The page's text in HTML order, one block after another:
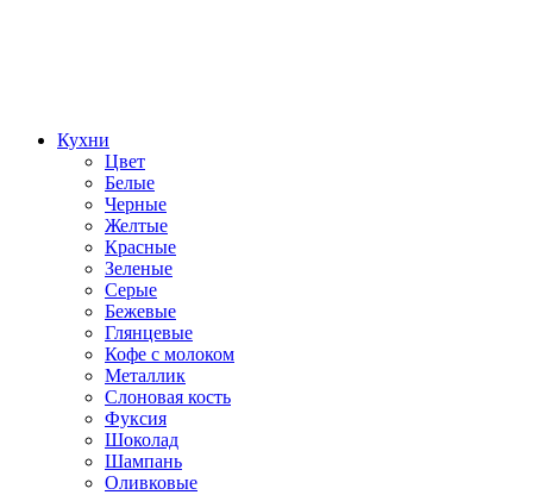
Кухни
Цвет
Белые
Черные
Желтые
Красные
Зеленые
Серые
Бежевые
Глянцевые
Кофе с молоком
Металлик
Слоновая кость
Фуксия
Шоколад
Шампань
Оливковые